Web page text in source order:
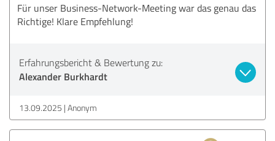
Für unser Business-Network-Meeting war das genau das
Richtige! Klare Empfehlung!
Erfahrungsbericht & Bewertung zu:
Alexander Burkhardt
13.09.2025 Anonym